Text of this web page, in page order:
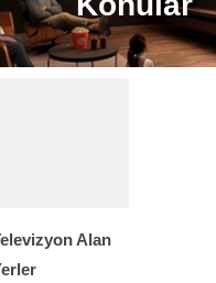
Alan